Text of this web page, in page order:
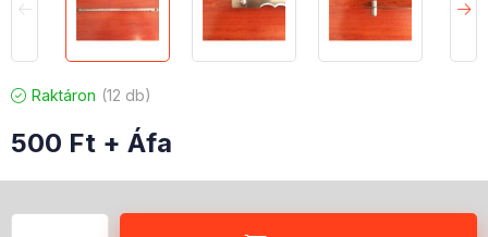
Raktáron 12 db
500 Ft + Áfa